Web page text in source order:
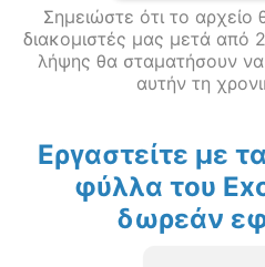
Σημειώστε ότι το αρχείο
διακομιστές μας μετά από
λήψης θα σταματήσουν
αυτήν τη
Εργαστείτε με
φύλλα του
δωρεάν